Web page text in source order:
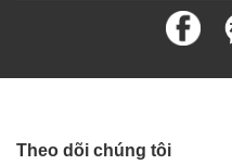
Theo dõi chúng tôi